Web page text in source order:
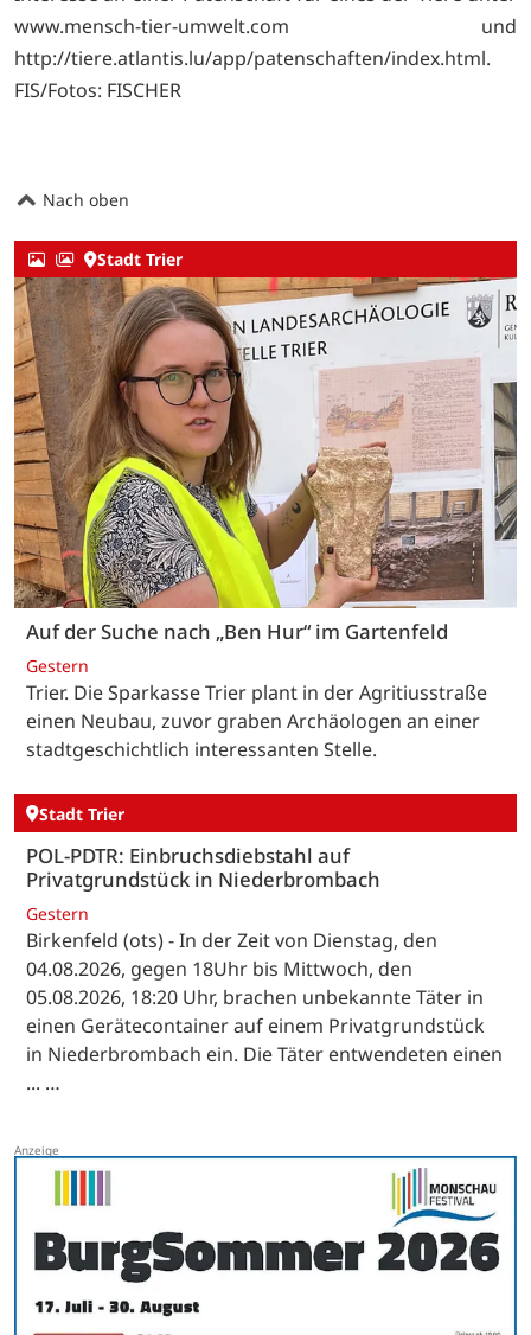
www.mensch-tier-umwelt.com und
http://tiere.atlantis.lu/app/patenschaften/index.html.
FIS/Fotos: FISCHER
Nach oben
Stadt Trier
Auf der Suche nach „Ben Hur“ im Gartenfeld
Gestern
Trier. Die Sparkasse Trier plant in der Agritiusstraße
einen Neubau, zuvor graben Archäologen an einer
stadtgeschichtlich interessanten Stelle.
Stadt Trier
POL-PDTR: Einbruchsdiebstahl auf
Privatgrundstück in Niederbrombach
Gestern
Birkenfeld (ots) - In der Zeit von Dienstag, den
04.08.2026, gegen 18Uhr bis Mittwoch, den
05.08.2026, 18:20 Uhr, brachen unbekannte Täter in
einen Gerätecontainer auf einem Privatgrundstück
in Niederbrombach ein. Die Täter entwendeten einen
... …